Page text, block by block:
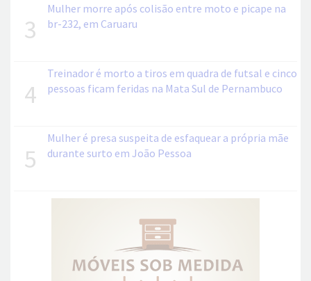
3
Mulher morre após colisão entre moto e picape na
br-232, em Caruaru
4
Treinador é morto a tiros em quadra de futsal e cinco
pessoas ficam feridas na Mata Sul de Pernambuco
5
Mulher é presa suspeita de esfaquear a própria mãe
durante surto em João Pessoa